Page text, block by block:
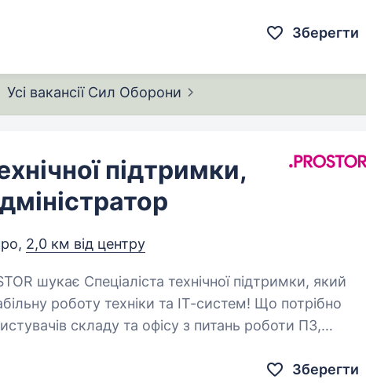
Зберегти
Усі вакансії Сил Оборони
підтримки,
2,0 км від центру
роботу техніки та ІТ-систем! Що потрібно
Зберегти